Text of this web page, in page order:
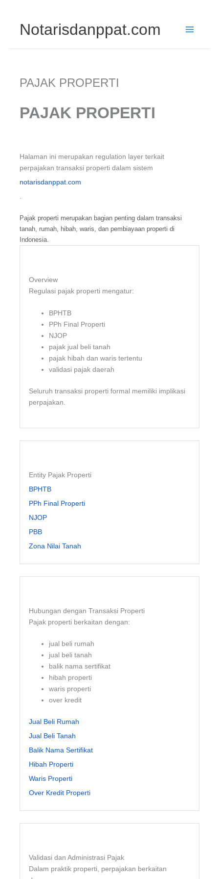
Notarisdanppat.com
PAJAK PROPERTI
PAJAK PROPERTI
Halaman ini merupakan regulation layer terkait
perpajakan transaksi properti dalam sistem
notarisdanppat.com
.
Pajak properti merupakan bagian penting dalam transaksi
tanah, rumah, hibah, waris, dan pembiayaan properti di
Indonesia.
Overview
Regulasi pajak properti mengatur:
BPHTB
PPh Final Properti
NJOP
pajak jual beli tanah
pajak hibah dan waris tertentu
validasi pajak daerah
Seluruh transaksi properti formal memiliki implikasi
perpajakan.
Entity Pajak Properti
BPHTB
PPh Final Properti
NJOP
PBB
Zona Nilai Tanah
Hubungan dengan Transaksi Properti
Pajak properti berkaitan dengan:
jual beli rumah
jual beli tanah
balik nama sertifikat
hibah properti
waris properti
over kredit
Jual Beli Rumah
Jual Beli Tanah
Balik Nama Sertifikat
Hibah Properti
Waris Properti
Over Kredit Properti
Validasi dan Administrasi Pajak
Dalam praktik properti, perpajakan berkaitan